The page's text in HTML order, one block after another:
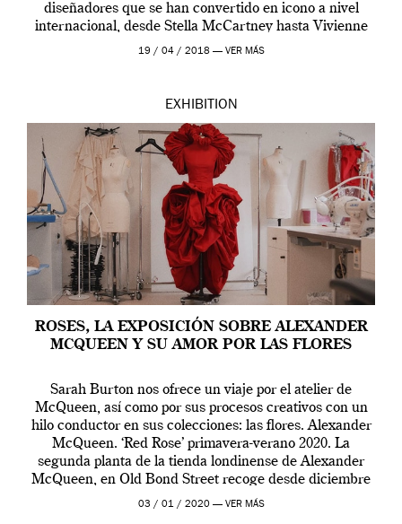
diseñadores que se han convertido en icono a nivel
internacional, desde Stella McCartney hasta Vivienne
Westwood pasando […]
19 / 04 / 2018 — VER MÁS
EXHIBITION
ROSES, LA EXPOSICIÓN SOBRE ALEXANDER
MCQUEEN Y SU AMOR POR LAS FLORES
Sarah Burton nos ofrece un viaje por el atelier de
McQueen, así como por sus procesos creativos con un
hilo conductor en sus colecciones: las flores. Alexander
McQueen. ‘Red Rose’ primavera-verano 2020. La
segunda planta de la tienda londinense de Alexander
McQueen, en Old Bond Street recoge desde diciembre
de 2019 hasta final de abril […]
03 / 01 / 2020 — VER MÁS